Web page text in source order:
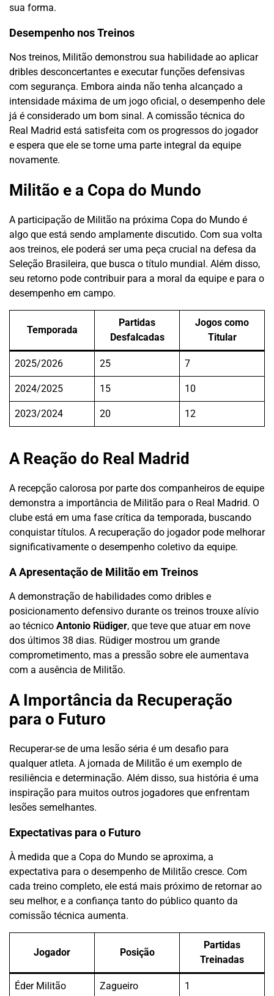
sua forma.
Desempenho nos Treinos
Nos treinos, Militão demonstrou sua habilidade ao aplicar
dribles desconcertantes e executar funções defensivas
com segurança. Embora ainda não tenha alcançado a
intensidade máxima de um jogo oficial, o desempenho dele
já é considerado um bom sinal. A comissão técnica do
Real Madrid está satisfeita com os progressos do jogador
e espera que ele se torne uma parte integral da equipe
novamente.
Militão e a Copa do Mundo
A participação de Militão na próxima Copa do Mundo é
algo que está sendo amplamente discutido. Com sua volta
aos treinos, ele poderá ser uma peça crucial na defesa da
Seleção Brasileira, que busca o título mundial. Além disso,
seu retorno pode contribuir para a moral da equipe e para o
desempenho em campo.
Temporada
Partidas
Desfalcadas
Jogos como
Titular
2025/2026 25 7
2024/2025 15 10
2023/2024 20 12
A Reação do Real Madrid
A recepção calorosa por parte dos companheiros de equipe
demonstra a importância de Militão para o Real Madrid. O
clube está em uma fase crítica da temporada, buscando
conquistar títulos. A recuperação do jogador pode melhorar
significativamente o desempenho coletivo da equipe.
A Apresentação de Militão em Treinos
A demonstração de habilidades como dribles e
posicionamento defensivo durante os treinos trouxe alívio
ao técnico Antonio Rüdiger, que teve que atuar em nove
dos últimos 38 dias. Rüdiger mostrou um grande
comprometimento, mas a pressão sobre ele aumentava
com a ausência de Militão.
A Importância da Recuperação
para o Futuro
Recuperar-se de uma lesão séria é um desafio para
qualquer atleta. A jornada de Militão é um exemplo de
resiliência e determinação. Além disso, sua história é uma
inspiração para muitos outros jogadores que enfrentam
lesões semelhantes.
Expectativas para o Futuro
À medida que a Copa do Mundo se aproxima, a
expectativa para o desempenho de Militão cresce. Com
cada treino completo, ele está mais próximo de retornar ao
seu melhor, e a confiança tanto do público quanto da
comissão técnica aumenta.
Jogador Posição
Partidas
Treinadas
Éder Militão Zagueiro 1